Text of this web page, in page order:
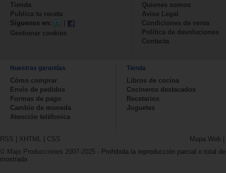
Tienda
Publica tu receta
Síguenos en:
Gestionar cookies
Quienes somos
Aviso Legal
Condiciones de venta
Política de devoluciones
Contacta
Nuestras garantías
Cómo comprar
Envío de pedidos
Formas de pago
Cambio de moneda
Atención teléfonica
Tienda
Libros de cocina
Cocineros destacados
Recetarios
Juguetes
RSS XHTML CSS Mapa Web
© Majo Producciones 2007-2025 - Prohibida la reproducción parcial o total
mostrada